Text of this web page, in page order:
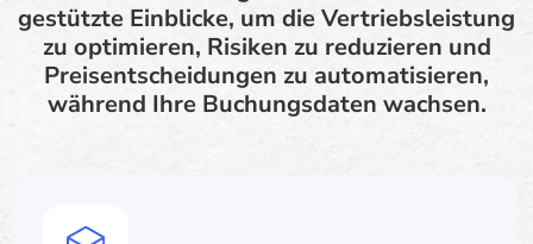
gestützte Einblicke, um die Vertriebsleistung
zu optimieren, Risiken zu reduzieren und
Preisentscheidungen zu automatisieren,
während Ihre Buchungsdaten wachsen.